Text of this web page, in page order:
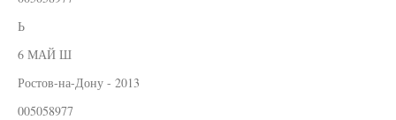
Ь
6 МАЙ Ш
Ростов-на-Дону - 2013
005058977